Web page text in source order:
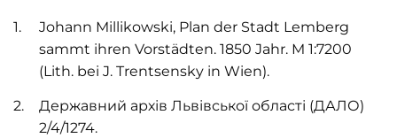
Johann Millikowski,Plan der Stadt Lemberg
sammt ihren Vorstädten. 1850 Jahr. M 1:7200
(Lith. bei J. Trentsensky in Wien).
Державний архів Львівської області (ДАЛО)
2/4/1274.